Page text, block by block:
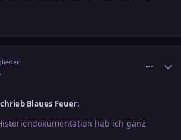
Blaues Feuer:
hab ich ganz